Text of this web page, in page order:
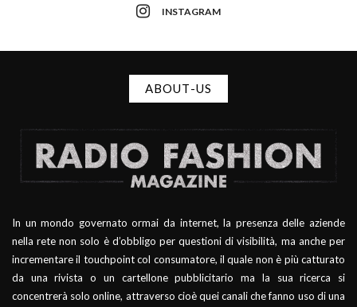
INSTAGRAM
ABOUT-US
In un mondo governato ormai da internet, la presenza delle aziende
nella rete non solo è d’obbligo per questioni di visibilità, ma anche per
incrementare il touchpoint col consumatore, il quale non è più catturato
da una rivista o un cartellone pubblicitario ma la sua ricerca si
concentrerà solo online, attraverso cioè quei canali che fanno uso di una